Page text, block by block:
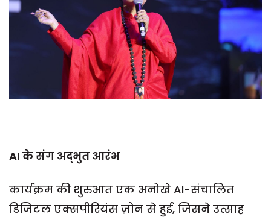
AI के संग अद्भुत आरंभ
कार्यक्रम की शुरुआत एक अनोखे AI-संचालित
डिजिटल एक्सपीरियंस ज़ोन से हुई, जिसने उत्साह